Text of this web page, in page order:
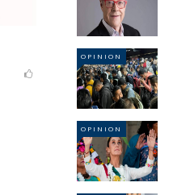
OPINION
OPINION